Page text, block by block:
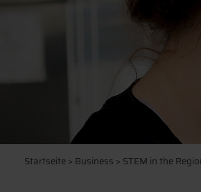
Startseite> Business > STEM in the